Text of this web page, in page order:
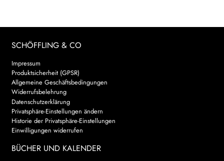
NEWSLETTER
WEITERE VERLAGE
Search:
SCHÖFFLING & CO
Impressum
Produktsicherheit (GPSR)
Allgemeine Geschäftsbedingungen
Widerrufsbelehrung
Datenschutzerklärung
Privatsphäre-Einstellungen ändern
Historie der Privatsphäre-Einstellungen
Einwilligungen widerrufen
BÜCHER UND KALENDER